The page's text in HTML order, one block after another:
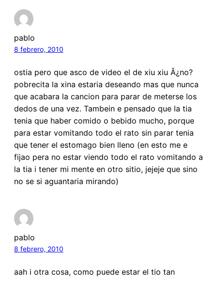
pablo
8 febrero, 2010
ostia pero que asco de video el de xiu xiu Â¿no?
pobrecita la xina estaria deseando mas que nunca
que acabara la cancion para parar de meterse los
dedos de una vez. Tambein e pensado que la tia
tenia que haber comido o bebido mucho, porque
para estar vomitando todo el rato sin parar tenia
que tener el estomago bien lleno (en esto me e
fijao pera no estar viendo todo el rato vomitando a
la tia i tener mi mente en otro sitio, jejeje que sino
no se si aguantaria mirando)
pablo
8 febrero, 2010
aah i otra cosa, como puede estar el tio tan